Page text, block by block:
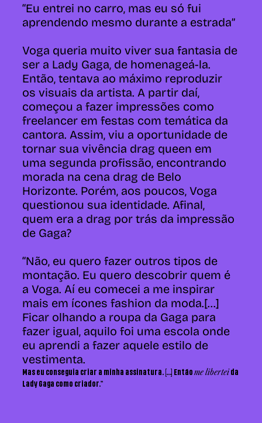
“Eu entrei no carro, mas eu só fui
aprendendo mesmo durante a estrada”
Voga queria muito viver sua fantasia de
ser a Lady Gaga, de homenageá-la.
Então, tentava ao máximo reproduzir
os visuais da artista. A partir daí,
começou a fazer impressões como
freelancer em festas com temática da
cantora. Assim, viu a oportunidade de
tornar sua vivência drag queen em
uma segunda profissão, encontrando
morada na cena drag de Belo
Horizonte. Porém, aos poucos, Voga
questionou sua identidade. Afinal,
quem era a drag por trás da impressão
de Gaga?
“Não, eu quero fazer outros tipos de
montação. Eu quero descobrir quem é
a Voga. Aí eu comecei a me inspirar
mais em ícones fashion da moda.[...]
Ficar olhando a roupa da Gaga para
fazer igual, aquilo foi uma escola onde
eu aprendi a fazer aquele estilo de
vestimenta.
Mas eu conseguia criar a minha assinatura. [...] Então me liberteida
Lady Gaga como criador."